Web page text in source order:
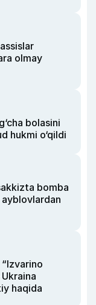
olmay
bolasini
hukmi o‘qildi
bomba
ayblovlardan
haqida